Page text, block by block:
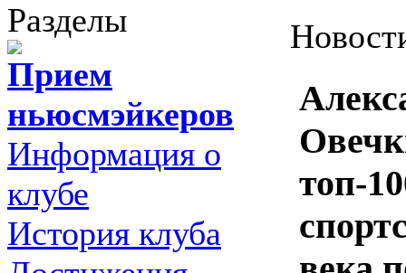
Разделы
Прием
ньюсмэйкеров
Информация о
клубе
История клуба
топ-